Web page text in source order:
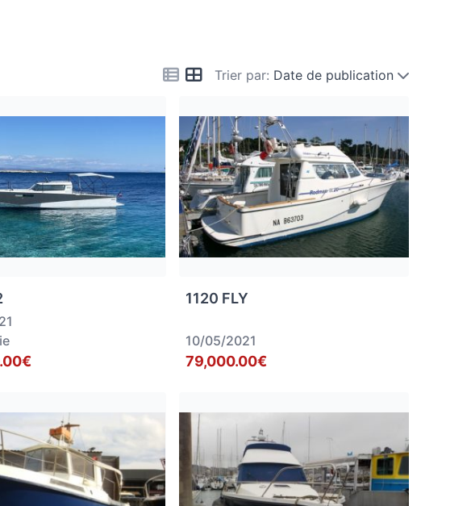
Trier par: Date de publication
1120 FLY
10/05/2021
79,000.00€